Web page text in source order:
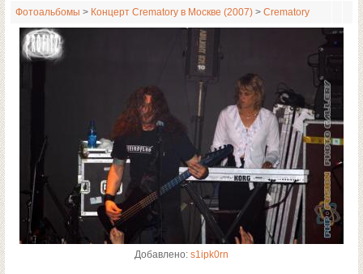
Фотоальбомы > Концерт Crematory в Москве (2007) > Crematory
Добавлено: s1ipk0rn